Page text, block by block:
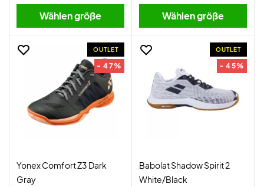
Wählen größe Wählen größe
OUTLET
- 47%
Yonex Comfort Z3 Dark
Gray
OUTLET
- 45%
Babolat Shadow Spirit 2
White/Black